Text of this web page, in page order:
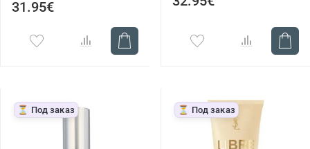
31.95€
⏳ Под заказ ⏳ Под заказ